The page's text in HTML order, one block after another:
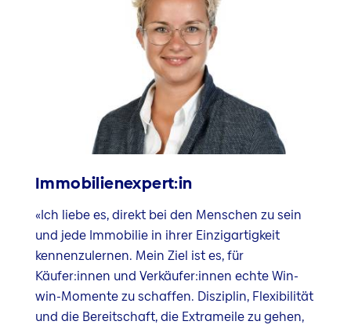
Immobilienexpert:in
«Ich liebe es, direkt bei den Menschen zu sein
und jede Immobilie in ihrer Einzigartigkeit
kennenzulernen. Mein Ziel ist es, für
Käufer:innen und Verkäufer:innen echte Win-
win-Momente zu schaffen. Disziplin, Flexibilität
und die Bereitschaft, die Extrameile zu gehen,